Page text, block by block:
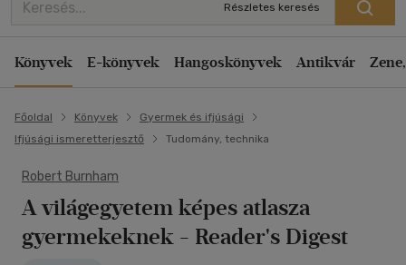
Részletes keresés
Könyvek E-könyvek Hangoskönyvek Antikvár
Főoldal Könyvek
Gyermek és ifjúsági
Ifjúsági ismeretterjesztő
Tudomány, technika
Robert Burnham
A világegyetem képes atlasza
gyermekeknek - Reader's Digest